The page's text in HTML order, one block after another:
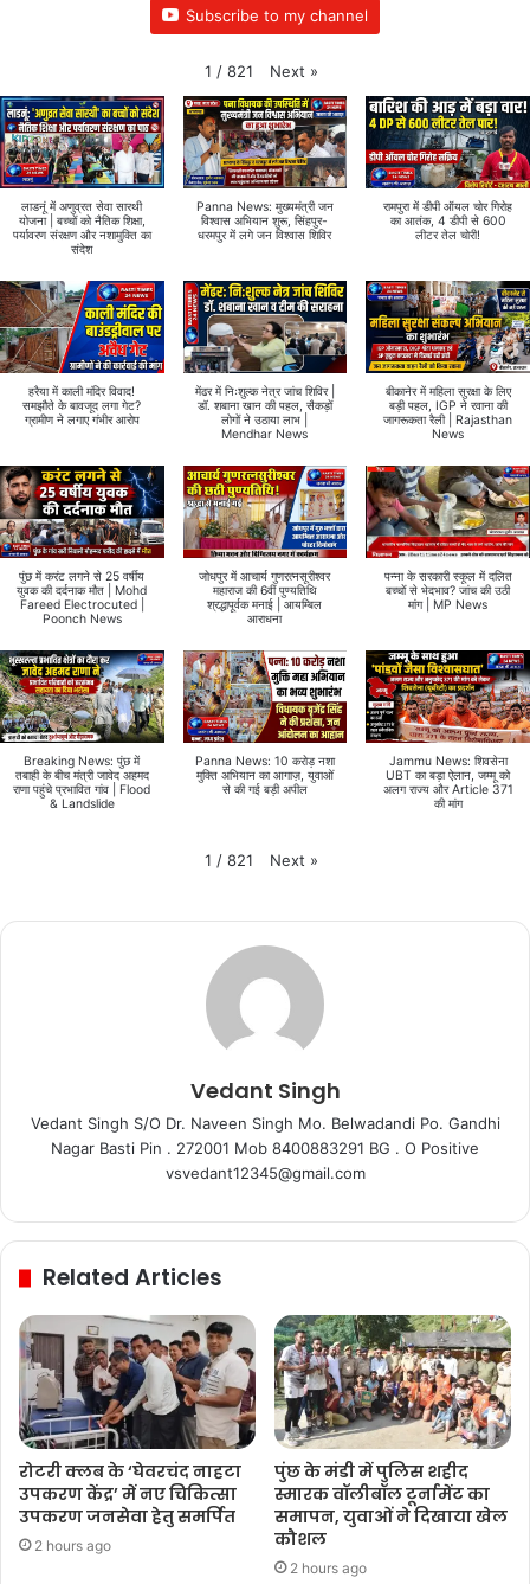
Subscribe to my channel
1 / 821 Next »
लाडनूं में अणुव्रत सेवा सारथी
योजना | बच्चों को नैतिक शिक्षा,
पर्यावरण संरक्षण और नशामुक्ति का
संदेश
Panna News: मुख्यमंत्री जन
विश्वास अभियान शुरू, सिंहपुर-
धरमपुर में लगे जन विश्वास शिविर
रामपुरा में डीपी ऑयल चोर गिरोह
का आतंक, 4 डीपी से 600
लीटर तेल चोरी!
हरैया में काली मंदिर विवाद!
समझौते के बावजूद लगा गेट?
ग्रामीण ने लगाए गंभीर आरोप
मेंढर में निःशुल्क नेत्र जांच शिविर |
डॉ. शबाना खान की पहल, सैकड़ों
लोगों ने उठाया लाभ |
Mendhar News
बीकानेर में महिला सुरक्षा के लिए
बड़ी पहल, IGP ने रवाना की
जागरूकता रैली | Rajasthan
News
पुंछ में करंट लगने से 25 वर्षीय
युवक की दर्दनाक मौत | Mohd
Fareed Electrocuted |
Poonch News
जोधपुर में आचार्य गुणरत्नसूरीश्वर
महाराज की 6वीं पुण्यतिथि
श्रद्धापूर्वक मनाई | आयम्बिल
आराधना
पन्ना के सरकारी स्कूल में दलित
बच्चों से भेदभाव? जांच की उठी
मांग | MP News
Breaking News: पुंछ में
तबाही के बीच मंत्री जावेद अहमद
राणा पहुंचे प्रभावित गांव | Flood
& Landslide
Panna News: 10 करोड़ नशा
मुक्ति अभियान का आगाज़, युवाओं
से की गई बड़ी अपील
Jammu News: शिवसेना
UBT का बड़ा ऐलान, जम्मू को
अलग राज्य और Article 371
की मांग
1 / 821 Next »
Vedant Singh
Vedant Singh S/O Dr. Naveen Singh Mo. Belwadandi Po. Gandhi
Nagar Basti Pin . 272001 Mob 8400883291 BG . O Positive
vsvedant12345@gmail.com
Related Articles
रोटरी क्लब के ‘घेवरचंद नाहटा
उपकरण केंद्र’ में नए चिकित्सा
उपकरण जनसेवा हेतु समर्पित
2 hours ago
पुंछ के मंडी में पुलिस शहीद
स्मारक वॉलीबॉल टूर्नामेंट का
समापन, युवाओं ने दिखाया खेल
कौशल
2 hours ago